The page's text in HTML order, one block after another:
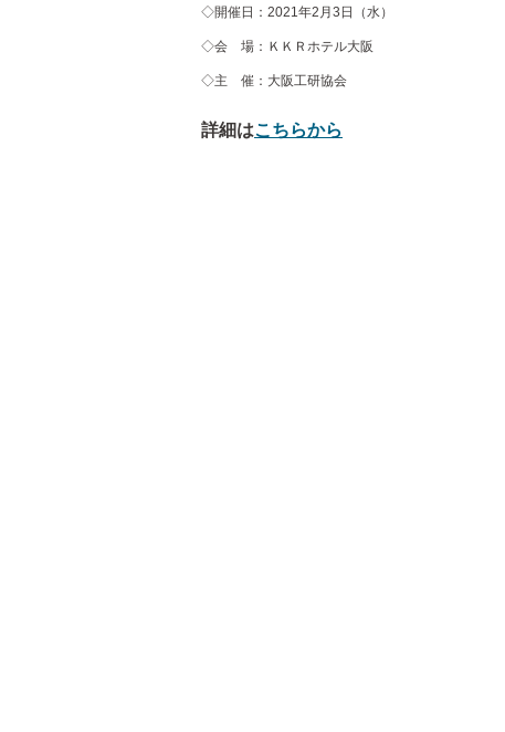
◇開催日：2021年2月3日（水）
◇会 場：ＫＫＲホテル大阪
◇主 催：大阪工研協会
詳細はこちらから